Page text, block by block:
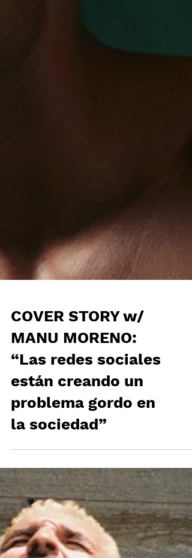
COVER STORY w/
MANU MORENO:
“Las redes sociales
están creando un
problema gordo en
la sociedad”